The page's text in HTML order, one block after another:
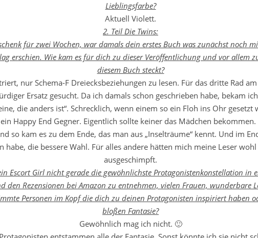
Lieblingsfarbe?
Aktuell Violett.
2. Teil Die Twins:
für zwei Wochen, war damals dein erstes Buch was zunächst noch
erschien. Wie kam es für dich zu dieser Veröffentlichung und vor allem
diesem Buch steckt?
nur Schema-F Dreiecksbeziehungen zu lesen. Für das dritte Rad
Ersatz gesucht. Da ich damals schon geschrieben habe, bekam
die anders ist“. Schrecklich, wenn einem so ein Floh ins Ohr gesetzt
Happy End Gegner. Eigentlich sollte keiner das Mädchen bekommen.
so kam es zu dem Ende, das man aus „Inselträume“ kennt. Und im
habe, die bessere Wahl. Für alles andere hätten mich meine Leser
ausgeschimpft.
Escort Girl nicht gerade die gewöhnlichste Protagonistenkonstellation in
den Rezensionen bei Amazon zu entnehmen, vielen Frauen, wunderbare
Personen im Kopf die dich zu deinen Protagonisten inspiriert haben
bloßen Fantasie?
Gewöhnlich mag ich nicht. 🙂